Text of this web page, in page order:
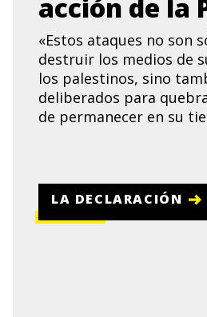
acción de la
«Estos ataques no son
destruir los medios de
los palestinos, sino
deliberados para
de permanecer en su
LA DECLARACIÓN